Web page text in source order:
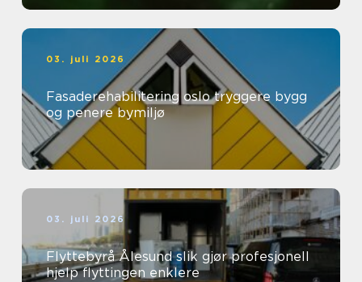
03. juli 2026
Fasaderehabilitering oslo tryggere bygg
og penere bymiljø
03. juli 2026
Flyttebyrå Ålesund slik gjør profesjonell
hjelp flyttingen enklere